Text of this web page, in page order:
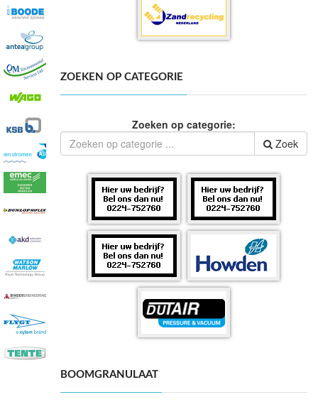
ZOEKEN OP CATEGORIE
Zoeken op categorie:
Zoek
BOOMGRANULAAT